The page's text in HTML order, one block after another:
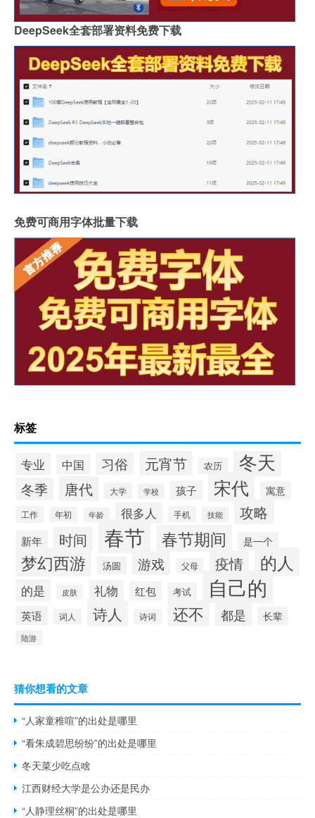
DeepSeek全套部署资料免费下载
免费可商用字体批量下载
标签
专业 中国 习俗 元宵节 农历 冬天
冬季 唐代 大学 学校 孩子 宋代 寓意
工作 年初 年龄 很多人 手机 技能 攻略
新年 时间 春节 春节期间 是一个
梦幻西游 汤圆 游戏 父母 疫情 的人
的是 皮肤 礼物 红包 考试 自己的
英语 词人 诗人 诗词 还不 都是 长辈
陆游
猜你想看的文章
“人家童稚喧”的出处是哪里
“看朱成碧思纷纷”的出处是哪里
冬天菜少吃点啥
江西财经大学是公办还是民办
“人静理丝桐”的出处是哪里